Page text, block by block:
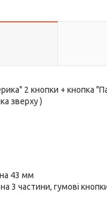
2 кнопки + кнопка
зверху )
43 мм
3 частини, гумові